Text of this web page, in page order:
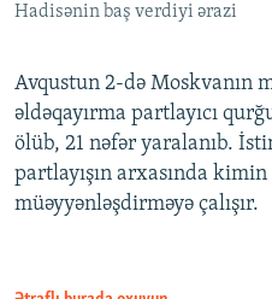
Hadisənin baş verdiyi ərazi
Avqustun 2-də Moskvanın
əldəqayırma partlayıcı
ölüb, 21 nəfər yaralanıb.
partlayışın arxasında kimin
müəyyənləşdirməyə çalışır.